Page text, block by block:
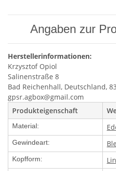
Angaben zur
Herstellerinformationen:
Krzysztof Opiol
Salinenstraße 8
Bad Reichenhall, Deutschland,
gpsr.agbox@gmail.com
Produkteigenschaft
Material:
Gewindeart:
Kopfform: